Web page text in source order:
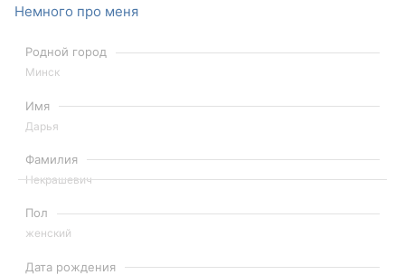
Немного про меня
Родной город
Минск
Имя
Дарья
Фамилия
Некрашевич
Пол
женский
Дата рождения